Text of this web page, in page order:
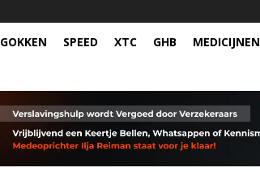
GOKKEN SPEED XTC GHB MEDICIJNEN